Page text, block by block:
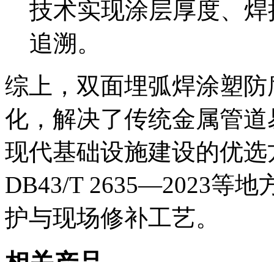
技术实现涂层厚度、
追溯。
综上，双面埋弧焊涂塑
化，解决了传统金属管
现代基础设施建设的优
DB43/T 2635—2023等地
护与现场修补工艺。